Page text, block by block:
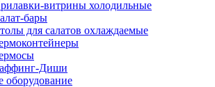
витрины холодильные
бары
для салатов охлаждаемые
Диши
оборудование